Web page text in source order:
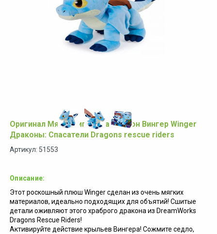
Оригинал Мягкая игрушка Дракон Вингер Winger
Драконы: Спасатели Dragons rescue riders
Артикул: 51553
Описание:
Этот роскошный плюш Winger сделан из очень мягких
материалов, идеально подходящих для объятий! Сшитые
детали оживляют этого храброго дракона из DreamWorks
Dragons Rescue Riders!
Активируйте действие крыльев Вингера! Сожмите седло,